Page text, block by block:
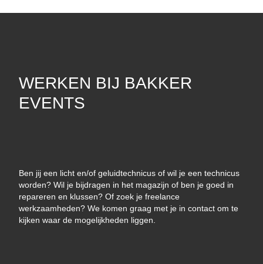
WERKEN BIJ BAKKER
EVENTS
Ben jij een licht en/of geluidtechnicus of wil je een technicus
worden? Wil je bijdragen in het magazijn of ben je goed in
repareren en klussen? Of zoek je freelance
werkzaamheden? We komen graag met je in contact om te
kijken waar de mogelijkheden liggen.